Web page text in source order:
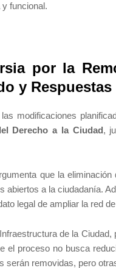
funcional.
por la
y
modificaciones
Derecho a la Ciudad,
que la
abiertos a la ciudadanía.
legal de ampliar la red
de la
el proceso no busca
serán removidas, pero